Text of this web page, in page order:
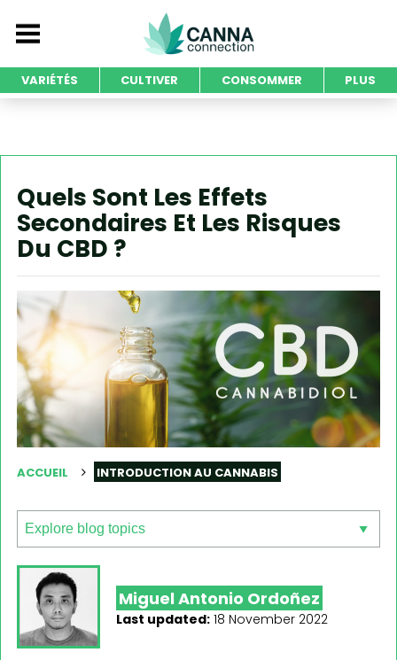
VARIÉTÉS CULTIVER CONSOMMER PLUS
Quels Sont Les Effets
Secondaires Et Les Risques
Du CBD ?
ACCUEIL INTRODUCTION AU CANNABIS
Miguel Antonio Ordoñez
Last updated: 18 November 2022